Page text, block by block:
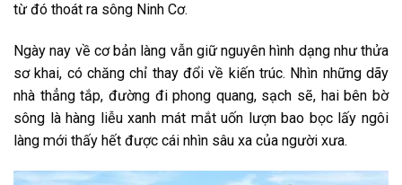
từ đó thoát ra sông Ninh Cơ.
Ngày nay về cơ bản làng vẫn giữ nguyên hình dạng như thửa
sơ khai, có chăng chỉ thay đổi về kiến trúc. Nhìn những dãy
nhà thẳng tắp, đường đi phong quang, sạch sẽ, hai bên bờ
sông là hàng liễu xanh mát mắt uốn lượn bao bọc lấy ngôi
làng mới thấy hết được cái nhìn sâu xa của người xưa.